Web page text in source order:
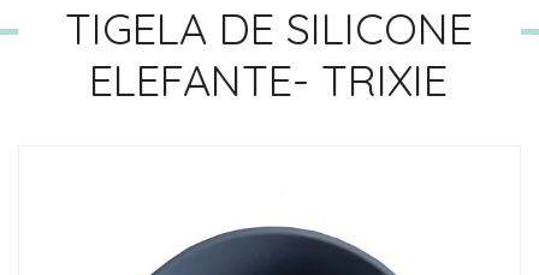
TIGELA DE SILICONE
ELEFANTE- TRIXIE